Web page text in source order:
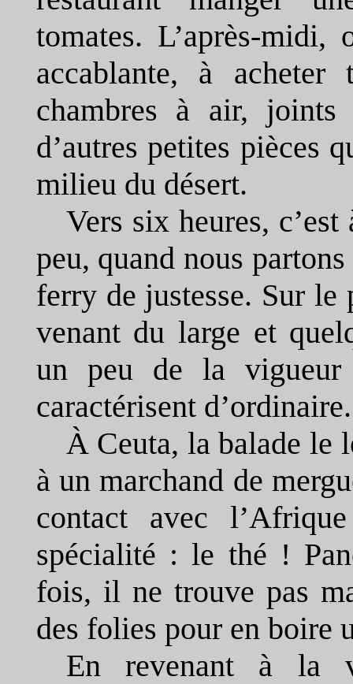
tomates. L’après-
accablante, à
chambres à air,
d’autres petites pièces
milieu du désert.
Vers six heures,
peu, quand nous
ferry de justesse. Sur
venant du large et
un peu de la
caractérisent d’ordinaire.
À Ceuta, la balade le
à un marchand de
contact avec
spécialité : le thé !
fois, il ne trouve pas
des folies pour en boire
En revenant à la